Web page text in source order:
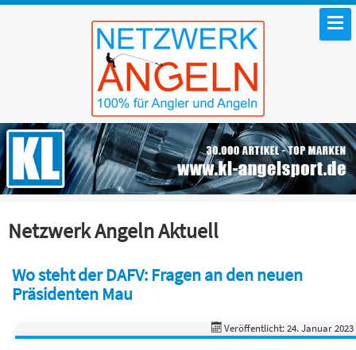
Netzwerk Angeln Aktuell
Wo steht der DAFV: Fragen an den neuen
Präsidenten Mau
Veröffentlicht: 24. Januar 2023